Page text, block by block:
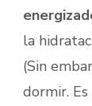
la
(Sin
dormir.